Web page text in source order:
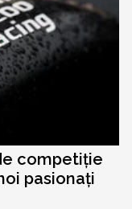
competiție
pasionați